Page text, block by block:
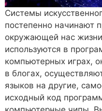
Системы
постепенно начинают
окружающей нас
используются в
компьютерных играх,
в блогах,
языков на другие,
исходный код